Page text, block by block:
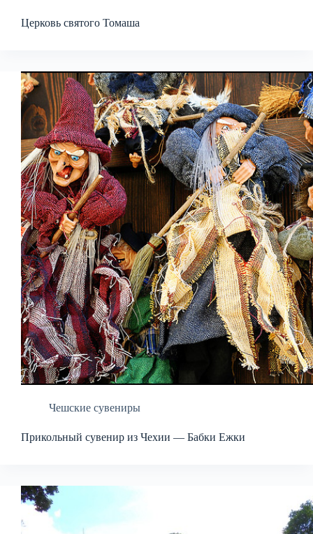
Церковь святого Томаша
Чешские сувениры
Прикольный сувенир из Чехии — Бабки Ежки